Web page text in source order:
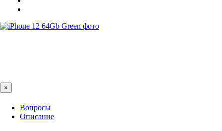
×
Вопросы
Описание